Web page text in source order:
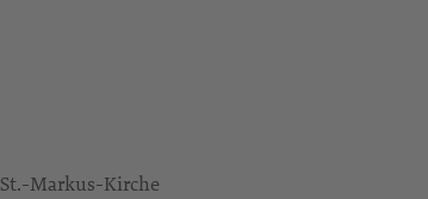
St.-Markus-Kirche